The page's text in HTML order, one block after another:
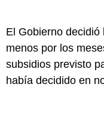
El Gobierno decidió
menos por los
subsidios previsto
había decidido en